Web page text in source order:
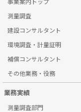
事業案内トップ
測量調査
建設コンサルタント
環境調査・計量証明
補償コンサルタント
その他業務・役務
業務実績
測量調査部門